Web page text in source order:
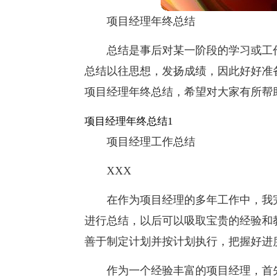
项目经理年终总结
总结是事后对某一阶段的学习或
总结以往思想，发扬成绩，因此好好
项目经理年终总结，希望对大家有所帮
项目经理年终总结1
项目经理工作总结
XXX
在作为项目经理的多年工作中，
进行总结，以后可以吸取宝贵的经验
善于制定计划并按计划执行，把握好进
作为一个经验丰富的项目经理，首